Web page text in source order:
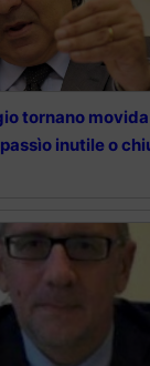
tornano
inutile o